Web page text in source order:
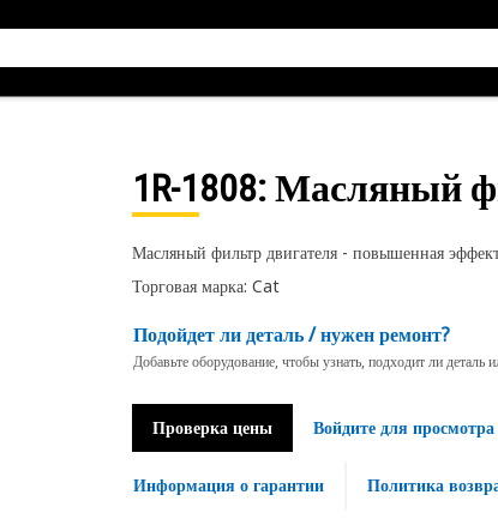
1R-1808: Масляный
Масляный фильтр двигателя - повышенная
Торговая марка: Cat
Подойдет ли деталь / нужен ремонт?
Добавьте оборудование, чтобы узнать, подходит ли деталь
Проверка цены Войдите для
Информация о гарантии Политика